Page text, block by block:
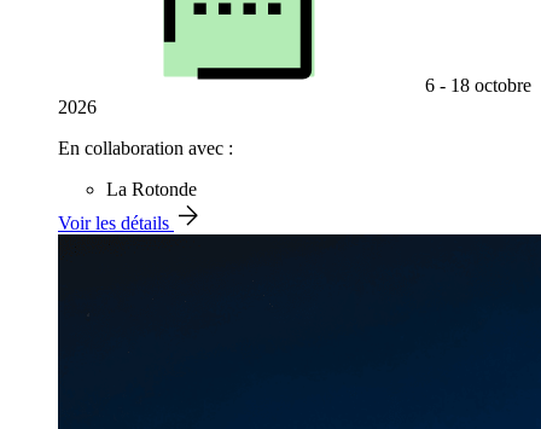
6 - 18 octobre
2026
En collaboration avec :
La Rotonde
Voir les détails